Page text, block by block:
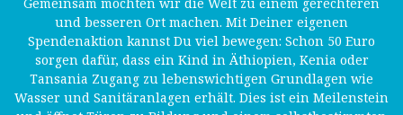
Gemeinsam möchten wir die Welt zu einem gerechteren
und besseren Ort machen. Mit Deiner eigenen
Spendenaktion kannst Du viel bewegen: Schon 50 Euro
sorgen dafür, dass ein Kind in Äthiopien, Kenia oder
Tansania Zugang zu lebenswichtigen Grundlagen wie
Wasser und Sanitäranlagen erhält. Dies ist ein Meilenstein